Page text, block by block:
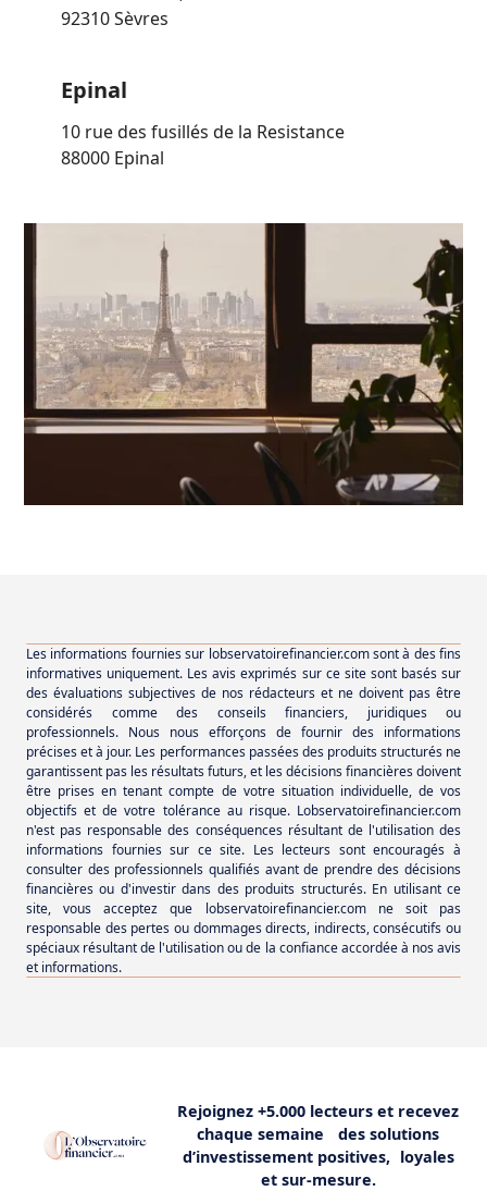
92310 Sèvres
Epinal
10 rue des fusillés de la Resistance
88000 Epinal
Les informations fournies sur lobservatoirefinancier.com sont à des fins
informatives uniquement. Les avis exprimés sur ce site sont basés sur
des évaluations subjectives de nos rédacteurs et ne doivent pas être
considérés comme des conseils financiers, juridiques ou
professionnels. Nous nous efforçons de fournir des informations
précises et à jour. Les performances passées des produits structurés ne
garantissent pas les résultats futurs, et les décisions financières doivent
être prises en tenant compte de votre situation individuelle, de vos
objectifs et de votre tolérance au risque. Lobservatoirefinancier.com
n'est pas responsable des conséquences résultant de l'utilisation des
informations fournies sur ce site. Les lecteurs sont encouragés à
consulter des professionnels qualifiés avant de prendre des décisions
financières ou d'investir dans des produits structurés. En utilisant ce
site, vous acceptez que lobservatoirefinancier.com ne soit pas
responsable des pertes ou dommages directs, indirects, consécutifs ou
spéciaux résultant de l'utilisation ou de la confiance accordée à nos avis
et informations.
Rejoignez +5.000 lecteurs et recevez
chaque semaine des solutions
d’investissement positives, loyales
et sur-mesure.